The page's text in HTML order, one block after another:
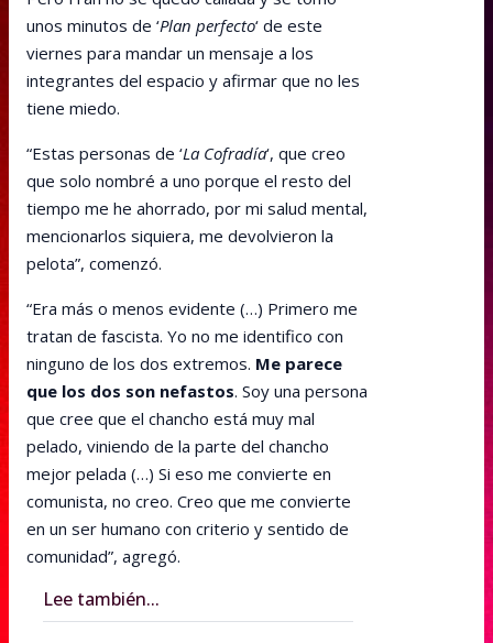
unos minutos de ‘Plan perfecto‘ de este
viernes para mandar un mensaje a los
integrantes del espacio y afirmar que no les
tiene miedo.
“Estas personas de ‘La Cofradía‘, que creo
que solo nombré a uno porque el resto del
tiempo me he ahorrado, por mi salud mental,
mencionarlos siquiera, me devolvieron la
pelota”, comenzó.
“Era más o menos evidente (…) Primero me
tratan de fascista. Yo no me identifico con
ninguno de los dos extremos. Me parece
que los dos son nefastos. Soy una persona
que cree que el chancho está muy mal
pelado, viniendo de la parte del chancho
mejor pelada (…) Si eso me convierte en
comunista, no creo. Creo que me convierte
en un ser humano con criterio y sentido de
comunidad”, agregó.
Lee también...